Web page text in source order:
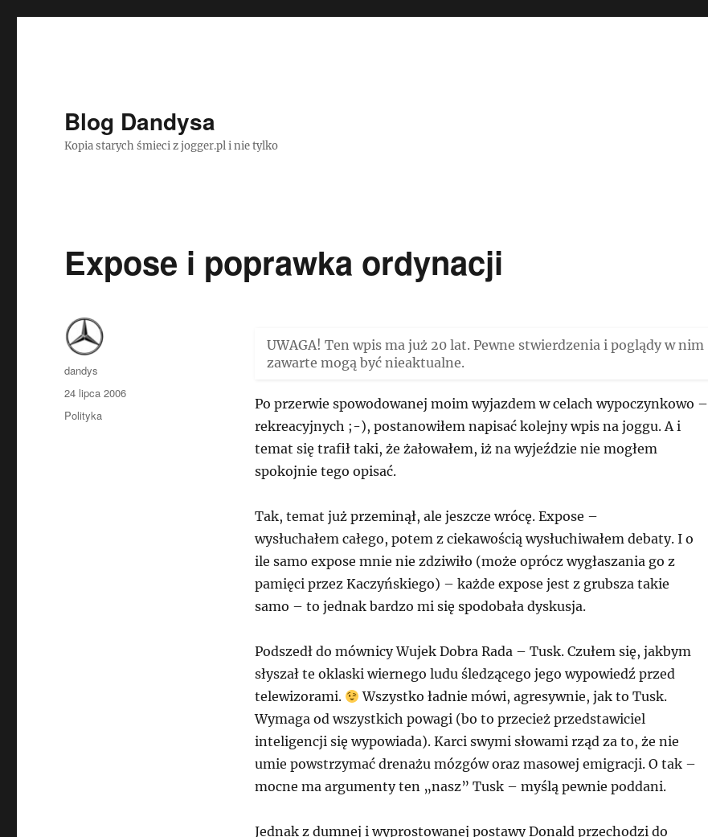
Blog Dandysa
Kopia starych śmieci z jogger.pl i nie tylko
Expose i poprawka ordynacji
UWAGA! Ten wpis ma już 20 lat. Pewne stwierdzenia i poglądy w nim
zawarte mogą być nieaktualne.
Po przerwie spowodowanej moim wyjazdem w celach wypoczynkowo –
rekreacyjnych ;-), postanowiłem napisać kolejny wpis na joggu. A i
temat się trafił taki, że żałowałem, iż na wyjeździe nie mogłem
spokojnie tego opisać.
Tak, temat już przeminął, ale jeszcze wrócę. Expose –
wysłuchałem całego, potem z ciekawością wysłuchiwałem debaty. I o
ile samo expose mnie nie zdziwiło (może oprócz wygłaszania go z
pamięci przez Kaczyńskiego) – każde expose jest z grubsza takie
samo – to jednak bardzo mi się spodobała dyskusja.
Podszedł do mównicy Wujek Dobra Rada – Tusk. Czułem się, jakbym
słyszał te oklaski wiernego ludu śledzącego jego wypowiedź przed
telewizorami.
Wszystko ładnie mówi, agresywnie, jak to Tusk.
Wymaga od wszystkich powagi (bo to przecież przedstawiciel
inteligencji się wypowiada). Karci swymi słowami rząd za to, że nie
umie powstrzymać drenażu mózgów oraz masowej emigracji. O tak –
mocne ma argumenty ten „nasz” Tusk – myślą pewnie poddani.
Jednak z dumnej i wyprostowanej postawy Donald przechodzi do
Autor
dandys
Data
publikacji
24 lipca 2006
Kategorie
Polityka